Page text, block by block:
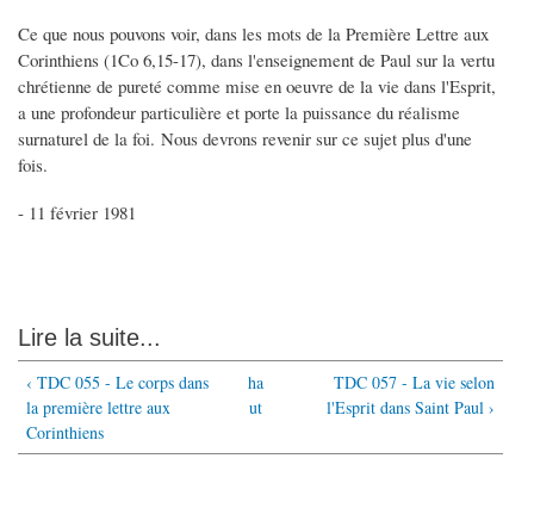
Ce que nous pouvons voir, dans les mots de la Première Lettre aux
Corinthiens (1Co 6,15-17), dans l'enseignement de Paul sur la vertu
chrétienne de pureté comme mise en oeuvre de la vie dans l'Esprit,
a une profondeur particulière et porte la puissance du réalisme
surnaturel de la foi. Nous devrons revenir sur ce sujet plus d'une
fois.
- 11 février 1981
Lire la suite...
‹ TDC 055 - Le corps dans
la première lettre aux
Corinthiens
ha
ut
TDC 057 - La vie selon
l'Esprit dans Saint Paul ›